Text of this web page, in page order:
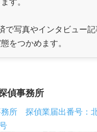
で写真やインタビュー
をつかめます。
偵事務所
務所 探偵業届出番号：